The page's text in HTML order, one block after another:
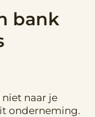
bank
naar je
onderneming.